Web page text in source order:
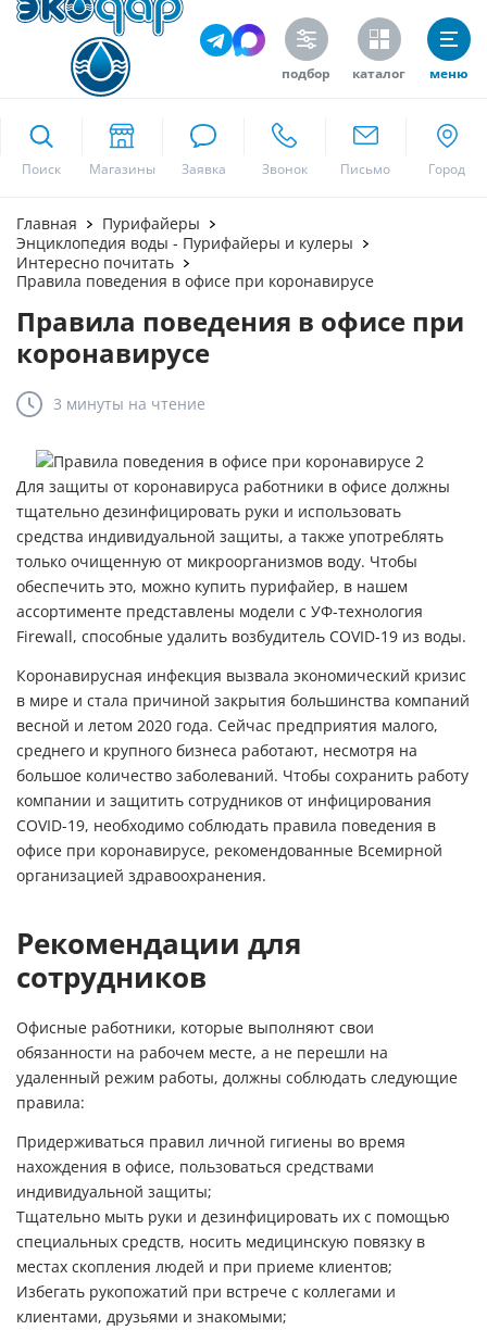
подбор каталог меню
Поиск
Москва
Главная
Пурифайеры
Энциклопедия воды - Пурифайеры и кулеры
Интересно почитать
Правила поведения в офисе при коронавирусе
Правила поведения в офисе при
коронавирусе
3 минуты на чтение
Для защиты от коронавируса работники в офисе должны
тщательно дезинфицировать руки и использовать
средства индивидуальной защиты, а также употреблять
только очищенную от микроорганизмов воду. Чтобы
обеспечить это, можно купить пурифайер, в нашем
ассортименте представлены модели с УФ-технология
Firewall, способные удалить возбудитель COVID-19 из воды.
Коронавирусная инфекция вызвала экономический кризис
в мире и стала причиной закрытия большинства компаний
весной и летом 2020 года. Сейчас предприятия малого,
среднего и крупного бизнеса работают, несмотря на
большое количество заболеваний. Чтобы сохранить работу
компании и защитить сотрудников от инфицирования
COVID-19, необходимо соблюдать правила поведения в
офисе при коронавирусе, рекомендованные Всемирной
организацией здравоохранения.
Рекомендации для
сотрудников
Офисные работники, которые выполняют свои
обязанности на рабочем месте, а не перешли на
удаленный режим работы, должны соблюдать следующие
правила:
Придерживаться правил личной гигиены во время
нахождения в офисе, пользоваться средствами
индивидуальной защиты;
Тщательно мыть руки и дезинфицировать их с помощью
специальных средств, носить медицинскую повязку в
местах скопления людей и при приеме клиентов;
Избегать рукопожатий при встрече с коллегами и
клиентами, друзьями и знакомыми;